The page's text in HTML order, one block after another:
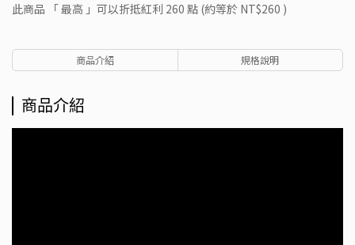
此商品 「 最高 」可以折抵紅利 260 點 (約等於 NT$260 )
商品介紹 規格說明
商品介紹